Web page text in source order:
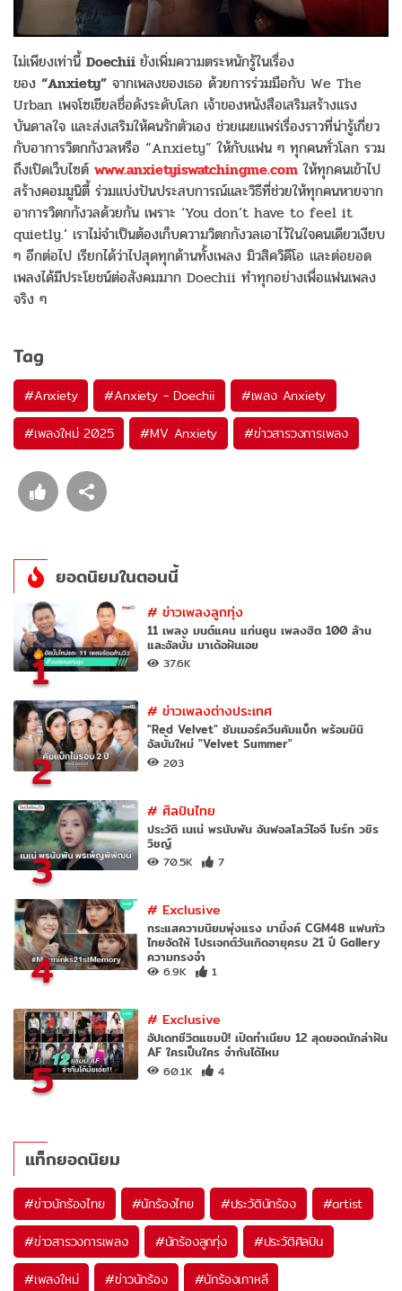
ไม่เพียงเท่านี้ Doechii ยังเพิ่มความตระหนักรู้ในเรื่อง
ของ “Anxiety” จากเพลงของเธอ ด้วยการร่วมมือกับ We The
Urban เพจโซเชียลชื่อดังระดับโลก เจ้าของหนังสือเสริมสร้างแรง
บันดาลใจ และส่งเสริมให้คนรักตัวเอง ช่วยเผยแพร่เรื่องราวที่น่ารู้เกี่ยว
กับอาการวิตกกังวลหรือ “Anxiety” ให้กับแฟน ๆ ทุกคนทั่วโลก รวม
ถึงเปิดเว็บไซต์ www.anxietyiswatchingme.com ให้ทุกคนเข้าไป
สร้างคอมมูนิตี้ ร่วมแบ่งปันประสบการณ์และวิธีที่ช่วยให้ทุกคนหายจาก
อาการวิตกกังวลด้วยกัน เพราะ ‘You don’t have to feel it
quietly.’ เราไม่จำเป็นต้องเก็บความวิตกกังวลเอาไว้ในใจคนเดียวเงียบ
ๆ อีกต่อไป เรียกได้ว่าไปสุดทุกด้านทั้งเพลง มิวสิควิดีโอ และต่อยอด
เพลงได้มีประโยชน์ต่อสังคมมาก Doechii ทำทุกอย่างเพื่อแฟนเพลง
จริง ๆ
Tag
#Anxiety #Anxiety - Doechii #เพลง Anxiety
#เพลงใหม่ 2025 #MV Anxiety #ข่าวสารวงการเพลง
ยอดนิยมในตอนนี้
1
#ข่าวเพลงลูกทุ่ง
11 เพลง มนต์แคน แก่นคูน เพลงฮิต 100 ล้าน
และอัลบั้ม มาเด้อฝันเอย
37.6K
2
#ข่าวเพลงต่างประเทศ
"Red Velvet" ซัมเมอร์ควีนคัมแบ็ก พร้อมมินิ
อัลบั้มใหม่ "Velvet Summer"
203
3
#ศิลปินไทย
ประวัติ เนเน่ พรนับพัน อันฟอลโลว์ไอจี ไบร์ท วชิร
วิชญ์
70.5K 7
4
#Exclusive
กระแสความนิยมพุ่งแรง มามิ้งค์ CGM48 แฟนทั่ว
ไทยจัดให้ โปรเจกต์วันเกิดอายุครบ 21 ปี Gallery
ความทรงจำ
6.9K 1
5
#Exclusive
อัปเดทชีวิตแชมป์! เปิดทำเนียบ 12 สุดยอดนักล่าฝัน
AF ใครเป็นใคร จำกันได้ไหม
60.1K 4
แท็กยอดนิยม
#ข่าวนักร้องไทย #นักร้องไทย #ประวัตินักร้อง #artist
#ข่าวสารวงการเพลง #นักร้องลูกทุ่ง #ประวัติศิลปิน
#เพลงใหม่ #ข่าวนักร้อง #นักร้องเกาหลี